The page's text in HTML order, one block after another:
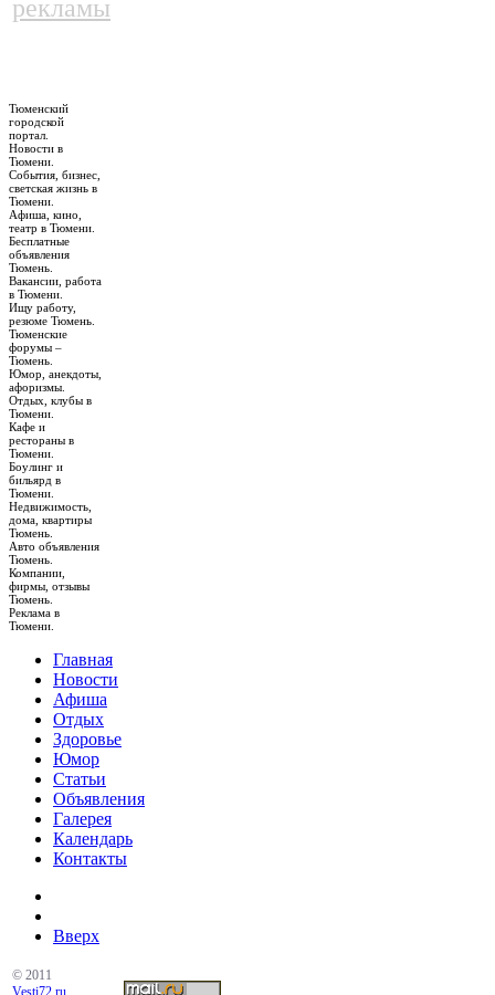
рекламы
Тюменский
городской
портал.
Новости в
Тюмени.
События, бизнес,
светская жизнь в
Тюмени.
Афиша, кино,
театр в Тюмени.
Бесплатные
объявления
Тюмень.
Вакансии, работа
в Тюмени.
Ищу работу,
резюме Тюмень.
Тюменские
форумы –
Тюмень.
Юмор, анекдоты,
афоризмы.
Отдых, клубы в
Тюмени.
Кафе и
рестораны в
Тюмени.
Боулинг и
бильярд в
Тюмени.
Недвижимость,
дома, квартиры
Тюмень.
Авто объявления
Тюмень.
Компании,
фирмы, отзывы
Тюмень.
Реклама в
Тюмени.
Главная
Новости
Афиша
Отдых
Здоровье
Юмор
Статьи
Объявления
Галерея
Календарь
Контакты
Вверх
© 2011
Vesti72.ru